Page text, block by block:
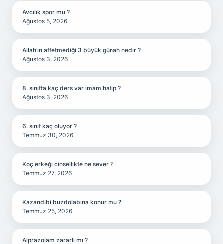
Avcılık spor mu ?
Ağustos 5, 2026
Allah’ın affetmediği 3 büyük günah nedir ?
Ağustos 3, 2026
8. sınıfta kaç ders var imam hatip ?
Ağustos 3, 2026
6. sınıf kaç oluyor ?
Temmuz 30, 2026
Koç erkeği cinsellikte ne sever ?
Temmuz 27, 2026
Kazandibi buzdolabına konur mu ?
Temmuz 25, 2026
Alprazolam zararlı mı ?